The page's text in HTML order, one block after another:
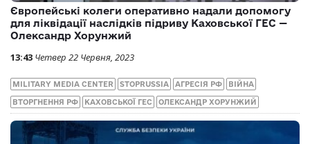
Європейські колеги оперативно надали допомогу
для ліквідації наслідків підриву Каховської ГЕС —
Олександр Хорунжий
13:43 Четвер 22 Червня, 2023
MILITARY MEDIA CENTER STOPRUSSIA АГРЕСІЯ РФ ВІЙНА
ВТОРГНЕННЯ РФ КАХОВСЬКОЇ ГЕС ОЛЕКСАНДР ХОРУНЖИЙ